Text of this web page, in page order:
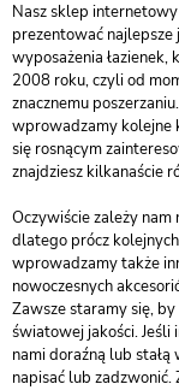
Nasz sklep
prezentować
wyposażenia łazienek,
2008 roku, czyli od
znacznemu
wprowadzamy kolejne
się rosnącym
znajdziesz kilkanaście
Oczywiście zależy nam
dlatego prócz
wprowadzamy także
nowoczesnych
Zawsze staramy się,
światowej jakości. Jeśli
nami doraźną lub
napisać lub zadzwonić.